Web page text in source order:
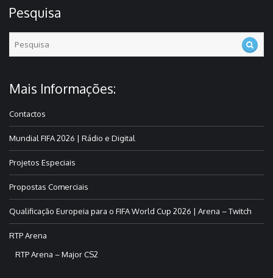
Pesquisa
Mais Informações:
Contactos
Mundial FIFA 2026 | Rádio e Digital
Projetos Especiais
Propostas Comerciais
Qualificação Europeia para o FIFA World Cup 2026 | Arena – Twitch
RTP Arena
RTP Arena – Major CS2